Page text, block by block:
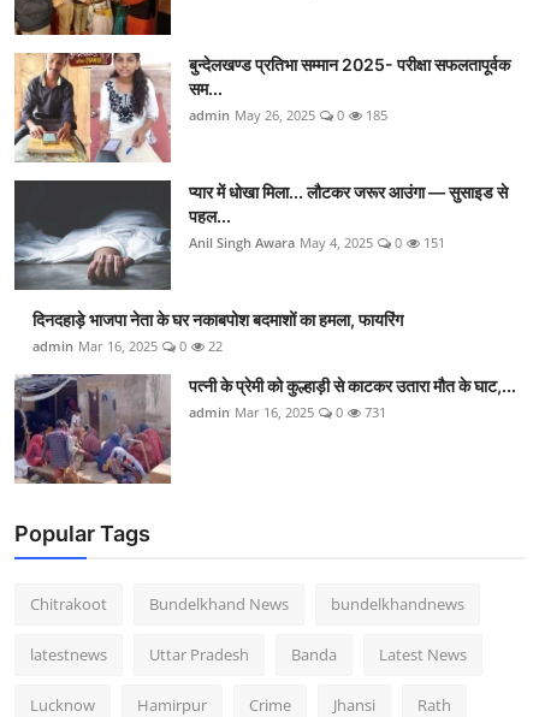
बुन्देलखण्ड प्रतिभा सम्मान 2025- परीक्षा सफलतापूर्वक
सम...
admin May 26, 2025 0 185
प्यार में धोखा मिला... लौटकर जरूर आउंगा — सुसाइड से
पहल...
Anil Singh Awara May 4, 2025 0 151
दिनदहाड़े भाजपा नेता के घर नकाबपोश बदमाशों का हमला, फायरिंग
admin Mar 16, 2025 0 22
पत्नी के प्रेमी को कुल्हाड़ी से काटकर उतारा मौत के घाट,...
admin Mar 16, 2025 0 731
Popular Tags
Chitrakoot Bundelkhand News bundelkhandnews
latestnews Uttar Pradesh Banda Latest News
Lucknow Hamirpur Crime Jhansi Rath